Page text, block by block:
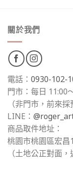
關於我們
電話： 0930-102-
門市：每日 11:00
（非門市，前來採
LINE：
商品取件地址：
桃園市桃園區宏昌
（土地公正對面